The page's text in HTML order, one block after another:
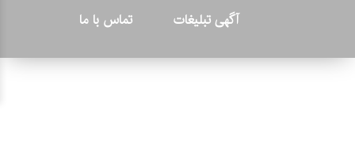
آگهی تبلیغات
تماس با ما